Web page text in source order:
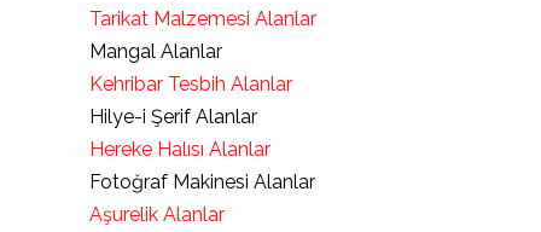
Tarikat Malzemesi Alanlar
Mangal Alanlar
Kehribar Tesbih Alanlar
Hilye-i Şerif Alanlar
Hereke Halısı Alanlar
Fotoğraf Makinesi Alanlar
Aşurelik Alanlar